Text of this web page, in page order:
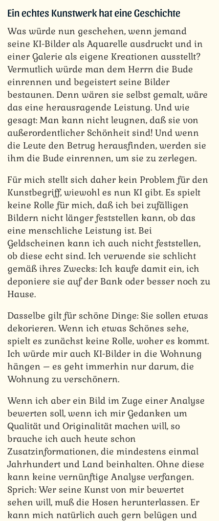
Ein echtes Kunstwerk hat eine Geschichte
Was würde nun geschehen, wenn jemand
seine KI-Bilder als Aquarelle ausdruckt und in
einer Galerie als eigene Kreationen ausstellt?
Vermutlich würde man dem Herrn die Bude
einrennen und begeistert seine Bilder
bestaunen. Denn wären sie selbst gemalt, wäre
das eine herausragende Leistung. Und wie
gesagt: Man kann nicht leugnen, daß sie von
außerordentlicher Schönheit sind! Und wenn
die Leute den Betrug herausfinden, werden sie
ihm die Bude einrennen, um sie zu zerlegen.
Für mich stellt sich daher kein Problem für den
Kunstbegriff, wiewohl es nun KI gibt. Es spielt
keine Rolle für mich, daß ich bei zufälligen
Bildern nicht länger feststellen kann, ob das
eine menschliche Leistung ist. Bei
Geldscheinen kann ich auch nicht feststellen,
ob diese echt sind. Ich verwende sie schlicht
gemäß ihres Zwecks: Ich kaufe damit ein, ich
deponiere sie auf der Bank oder besser noch zu
Hause.
Dasselbe gilt für schöne Dinge: Sie sollen etwas
dekorieren. Wenn ich etwas Schönes sehe,
spielt es zunächst keine Rolle, woher es kommt.
Ich würde mir auch KI-Bilder in die Wohnung
hängen – es geht immerhin nur darum, die
Wohnung zu verschönern.
Wenn ich aber ein Bild im Zuge einer Analyse
bewerten soll, wenn ich mir Gedanken um
Qualität und Originalität machen will, so
brauche ich auch heute schon
Zusatzinformationen, die mindestens einmal
Jahrhundert und Land beinhalten. Ohne diese
kann keine vernünftige Analyse verfangen.
Sprich: Wer seine Kunst von mir bewertet
sehen will, muß die Hosen herunterlassen. Er
kann mich natürlich auch gern belügen und